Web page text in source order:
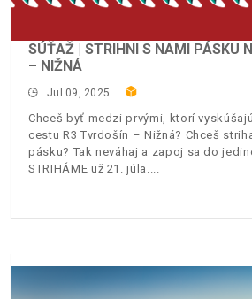
SÚŤAŽ | STRIHNI S NAMI PÁSKU
– NIŽNÁ
Jul 09, 2025
Chceš byť medzi prvými, ktorí
cestu R3 Tvrdošín – Nižná? Chceš
pásku? Tak neváhaj a zapoj sa do
STRIHÁME už 21. júla.